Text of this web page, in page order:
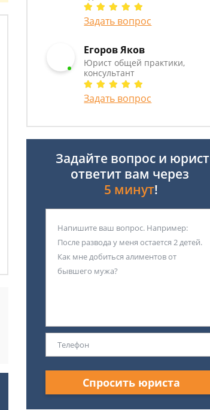
Задать вопрос
Егоров Яков
Юрист общей практики,
консультант
Задать вопрос
Задайте вопрос и юрист
ответит вам через
5 минут!
Спросить юриста